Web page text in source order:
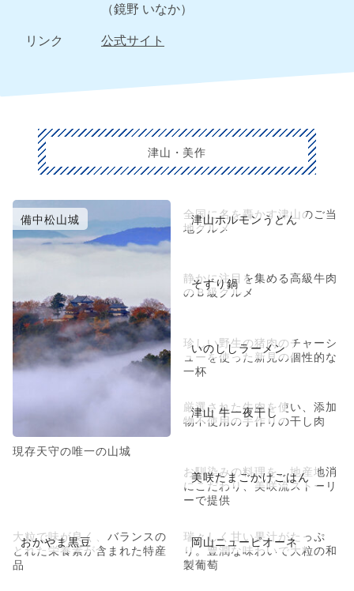
（鏡野 いなか）
リンク
公式サイト
津山・美作
備中松山城
現存天守の唯一の山城
津山ホルモンうどん
全国に名を轟かす津山のご当
地グルメ
そずり鍋
静かに注目を集める高級牛肉
のＢ級グルメ
いのししラーメン
珍しい野生の猪肉のチャーシ
ューを使った新見の個性的な
一杯
津山 牛一夜干し
厳選された牛肉を使い、添加
物不使用の手作りの干し肉
美咲たまごかけごはん
お馴染みの料理を、地産地消
にこだわり、美咲流ストーリ
ーで提供
おかやま黒豆
大粒で味が良く、バランスの
とれた栄養素が含まれた特産
品
岡山ニューピオーネ
瑞々しく甘い果汁がたっぷ
り。豊潤な味わいで大粒の和
製葡萄